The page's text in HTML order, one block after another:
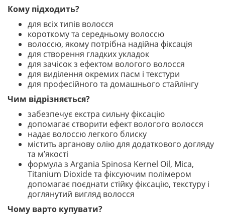
Кому підходить?
для всіх типів волосся
короткому та середньому волоссю
волоссю, якому потрібна надійна фіксація
для створення гладких укладок
для зачісок з ефектом вологого волосся
для виділення окремих пасм і текстури
для професійного та домашнього стайлінгу
Чим відрізняється?
забезпечує екстра сильну фіксацію
допомагає створити ефект вологого волосся
надає волоссю легкого блиску
містить арганову олію для додаткового догляду
та м’якості
формула з Argania Spinosa Kernel Oil, Mica,
Titanium Dioxide та фіксуючим полімером
допомагає поєднати стійку фіксацію, текстуру і
доглянутий вигляд волосся
Чому варто купувати?